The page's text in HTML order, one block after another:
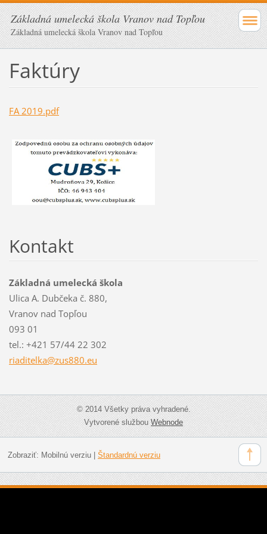
Základná umelecká škola Vranov nad Topľou
Základná umelecká škola Vranov nad Topľou
Faktúry
FA 2019.pdf
Kontakt
Základná umelecká škola
Ulica A. Dubčeka č. 880,
Vranov nad Topľou
093 01
tel.: +421 57/44 22 302
riaditelka@zus880.eu
© 2014 Všetky práva vyhradené.
Vytvorené službouWebnode
Zobraziť: Mobilnú verziu| Štandardnú verziu